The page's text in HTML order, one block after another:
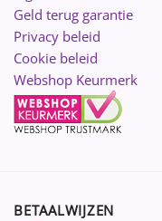
Geld terug garantie
Privacy beleid
Cookie beleid
Webshop Keurmerk
BETAALWIJZEN